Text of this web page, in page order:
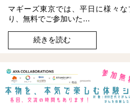
マギーズ東京では、平日に様々
り、無料でご参加いた…
続きを読む